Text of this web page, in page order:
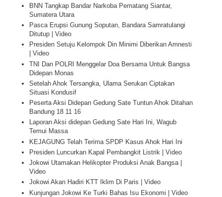
BNN Tangkap Bandar Narkoba Pematang Siantar,
Sumatera Utara
Pasca Erupsi Gunung Soputan, Bandara Samratulangi
Ditutup | Video
Presiden Setuju Kelompok Din Minimi Diberikan Amnesti
| Video
TNI Dan POLRI Menggelar Doa Bersama Untuk Bangsa
Didepan Monas
Setelah Ahok Tersangka, Ulama Serukan Ciptakan
Situasi Kondusif
Peserta Aksi Didepan Gedung Sate Tuntun Ahok Ditahan
Bandung 18 11 16
Laporan Aksi didepan Gedung Sate Hari Ini, Wagub
Temui Massa
KEJAGUNG Telah Terima SPDP Kasus Ahok Hari Ini
Presiden Luncurkan Kapal Pembangkit Listrik | Video
Jokowi Utamakan Helikopter Produksi Anak Bangsa |
Video
Jokowi Akan Hadiri KTT Iklim Di Paris | Video
Kunjungan Jokowi Ke Turki Bahas Isu Ekonomi | Video